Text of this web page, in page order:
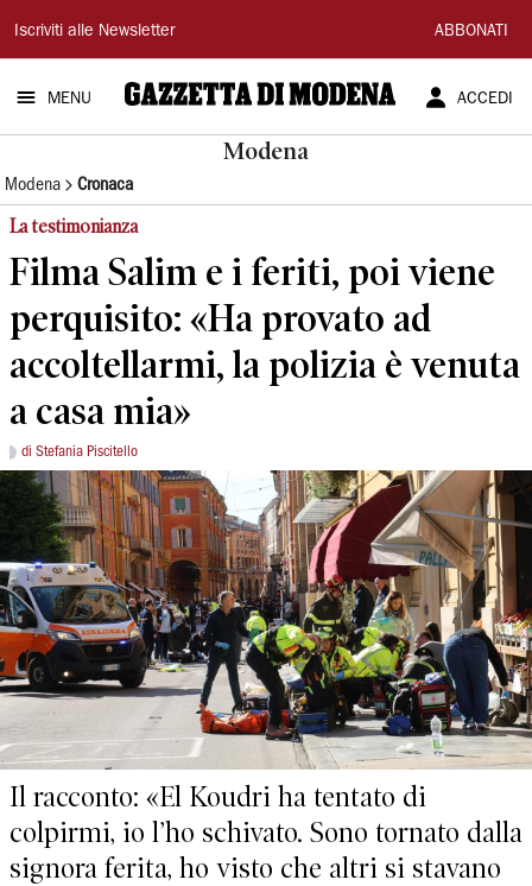
Gazzetta
di
Modena
Iscriviti alle Newsletter ABBONATI
MENU ACCEDI
Modena
Modena Cronaca
La testimonianza
Filma Salim e i feriti, poi viene
perquisito: «Ha provato ad
accoltellarmi, la polizia è venuta
a casa mia»
di Stefania Piscitello
Il racconto: «El Koudri ha tentato di
colpirmi, io l’ho schivato. Sono tornato dalla
signora ferita, ho visto che altri si stavano